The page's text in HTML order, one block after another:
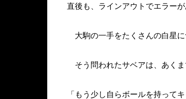
直後も、ラインアウトでエラーが
大駒の一手をたくさんの白星に
そう問われたサベアは、あくま
「もう少し自らボールを持って